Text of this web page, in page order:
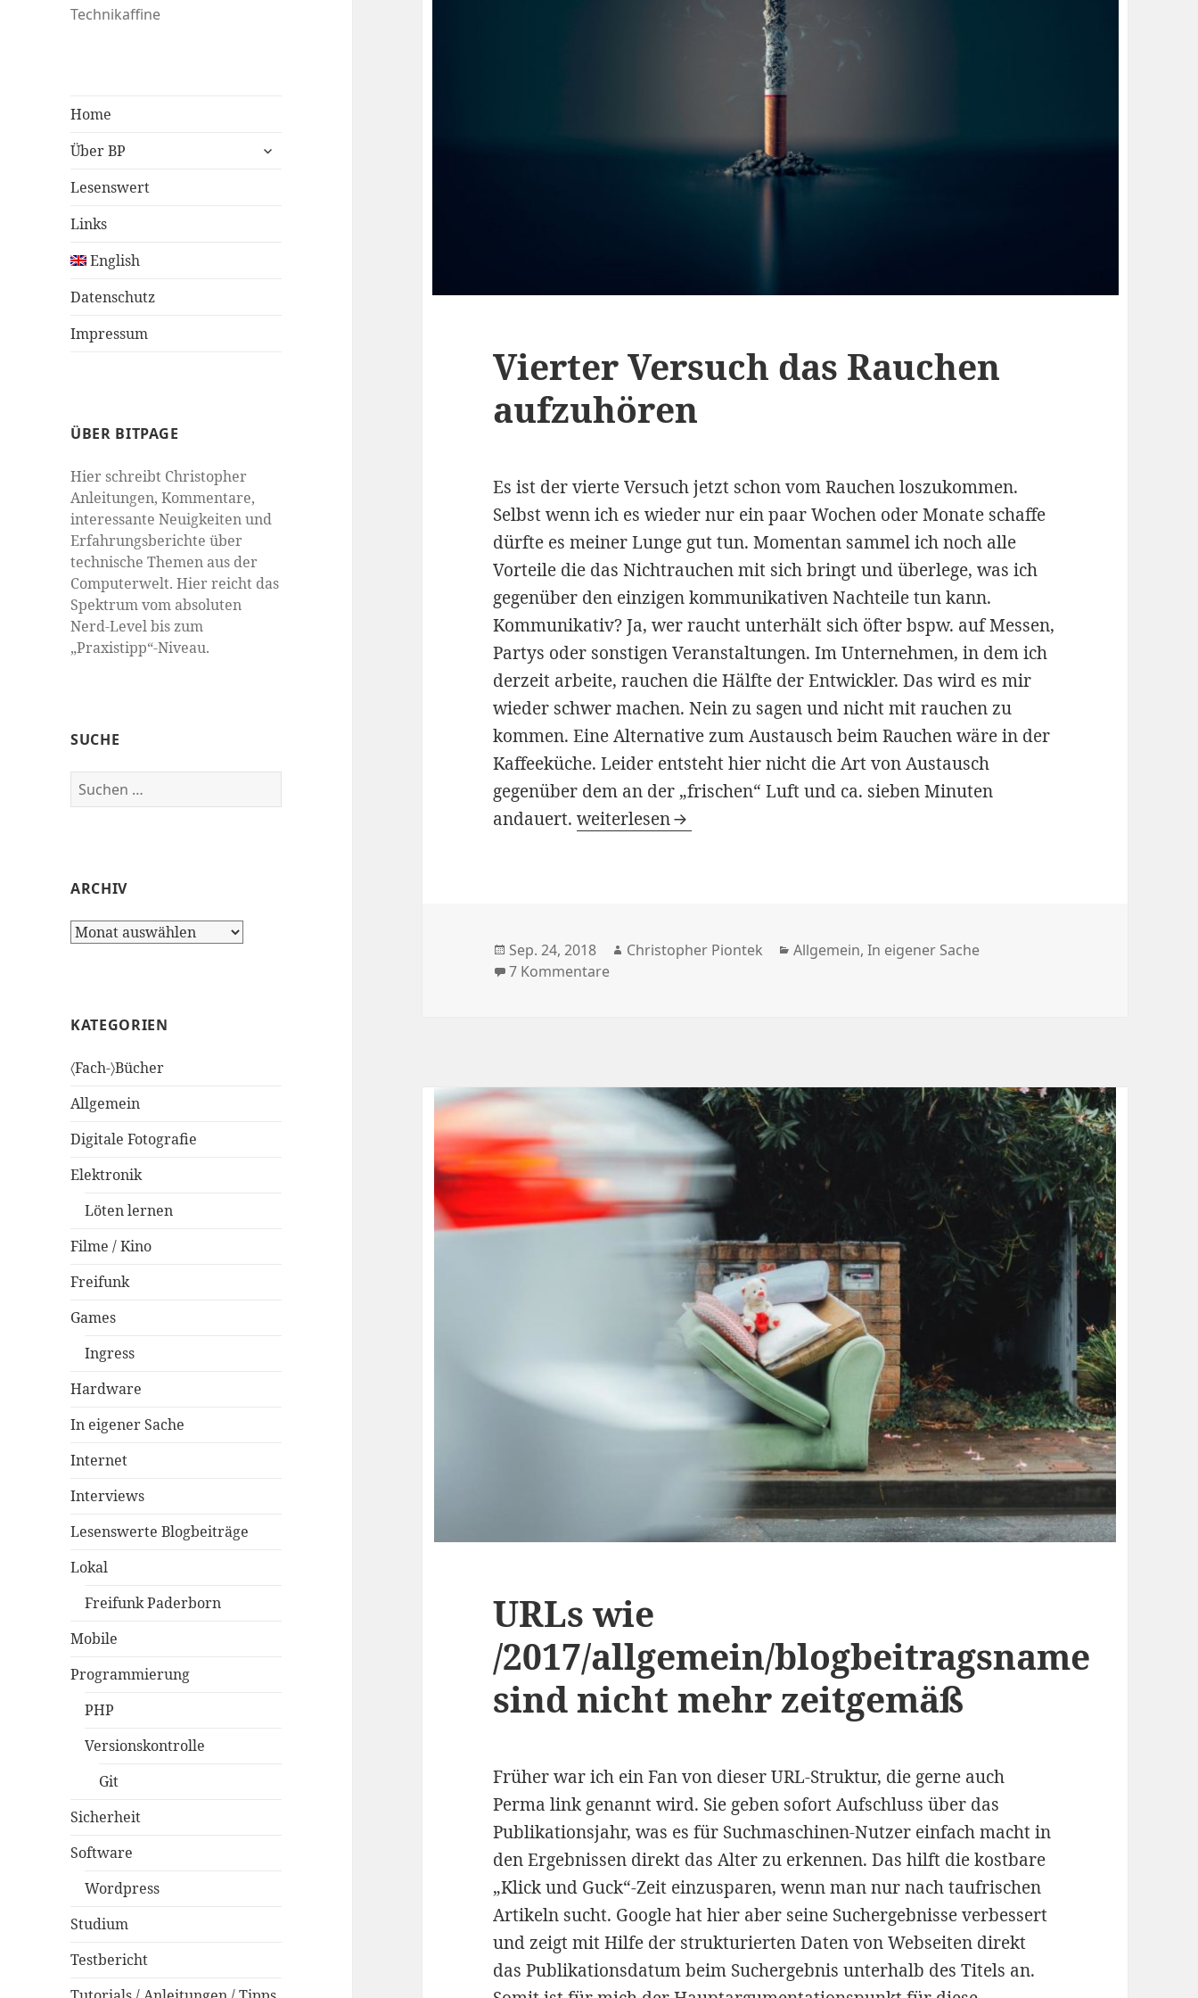
Technikaffine
Home
Über BP
untermenü
Lesenswert
Links
English
Datenschutz
Impressum
ÜBER BITPAGE
Hier schreibt Christopher
Anleitungen, Kommentare,
interessante Neuigkeiten und
Erfahrungsberichte über
technische Themen aus der
Computerwelt. Hier reicht das
Spektrum vom absoluten
Nerd-Level bis zum
„Praxistipp“-Niveau.
SUCHE
Suchen
nach:
ARCHIV
Archiv
KATEGORIEN
〈Fach-〉Bücher
Allgemein
Digitale Fotografie
Elektronik
Löten lernen
Filme / Kino
Freifunk
Games
Ingress
Hardware
In eigener Sache
Internet
Interviews
Lesenswerte Blogbeiträge
Lokal
Freifunk Paderborn
Mobile
Programmierung
PHP
Versionskontrolle
Git
Sicherheit
Software
Wordpress
Studium
Testbericht
Vierter Versuch das Rauchen
aufzuhören
Es ist der vierte Versuch jetzt schon vom Rauchen loszukommen.
Selbst wenn ich es wieder nur ein paar Wochen oder Monate schaffe
dürfte es meiner Lunge gut tun. Momentan sammel ich noch alle
Vorteile die das Nichtrauchen mit sich bringt und überlege, was ich
gegenüber den einzigen kommunikativen Nachteile tun kann.
Kommunikativ? Ja, wer raucht unterhält sich öfter bspw. auf Messen,
Partys oder sonstigen Veranstaltungen. Im Unternehmen, in dem ich
derzeit arbeite, rauchen die Hälfte der Entwickler. Das wird es mir
wieder schwer machen. Nein zu sagen und nicht mit rauchen zu
kommen. Eine Alternative zum Austausch beim Rauchen wäre in der
Kaffeeküche. Leider entsteht hier nicht die Art von Austausch
gegenüber dem an der „frischen“ Luft und ca. sieben Minuten
andauert.Vierter Versuch das Rauchen aufzuhören
weiterlesen
Veröffentlicht
am
Sep. 24, 2018 Autor
Christopher Piontek Kategorien
Allgemein,In eigener Sache
7 Kommentarezu Vierter Versuch das Rauchen aufzuhören
URLs wie
/2017/allgemein/blogbeitragsname
sind nicht mehr zeitgemäß
Früher war ich ein Fan von dieser URL-Struktur, die gerne auch
Perma link genannt wird. Sie geben sofort Aufschluss über das
Publikationsjahr, was es für Suchmaschinen-Nutzer einfach macht in
den Ergebnissen direkt das Alter zu erkennen. Das hilft die kostbare
„Klick und Guck“-Zeit einzusparen, wenn man nur nach taufrischen
Artikeln sucht. Google hat hier aber seine Suchergebnisse verbessert
und zeigt mit Hilfe der strukturierten Daten von Webseiten direkt
das Publikationsdatum beim Suchergebnis unterhalb des Titels an.